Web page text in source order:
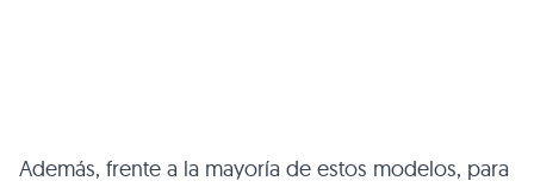
Además, frente a la mayoría de estos modelos, para